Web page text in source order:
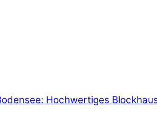
Hochwertiges